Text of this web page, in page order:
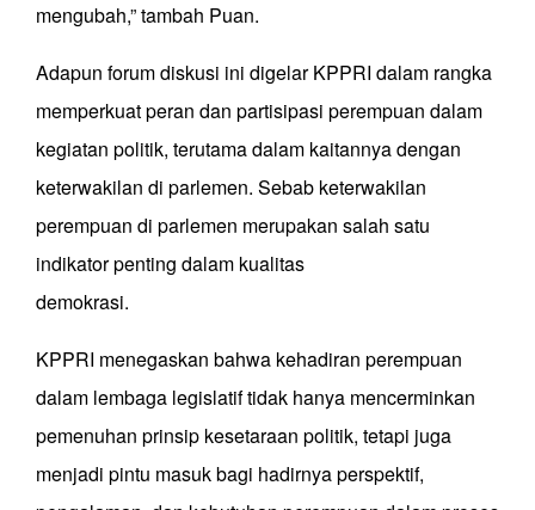
mengubah,” tambah Puan.
Adapun forum diskusi ini digelar KPPRI dalam rangka
memperkuat peran dan partisipasi perempuan dalam
kegiatan politik, terutama dalam kaitannya dengan
keterwakilan di parlemen. Sebab keterwakilan
perempuan di parlemen merupakan salah satu
indikator penting dalam kualitas
demokrasi.
KPPRI menegaskan bahwa kehadiran perempuan
dalam lembaga legislatif tidak hanya mencerminkan
pemenuhan prinsip kesetaraan politik, tetapi juga
menjadi pintu masuk bagi hadirnya perspektif,